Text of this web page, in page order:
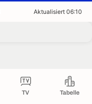
TV Tabelle
Aktualisiert 06:10